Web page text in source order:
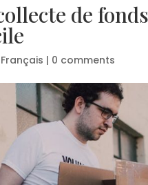
de
Français | 0 comments